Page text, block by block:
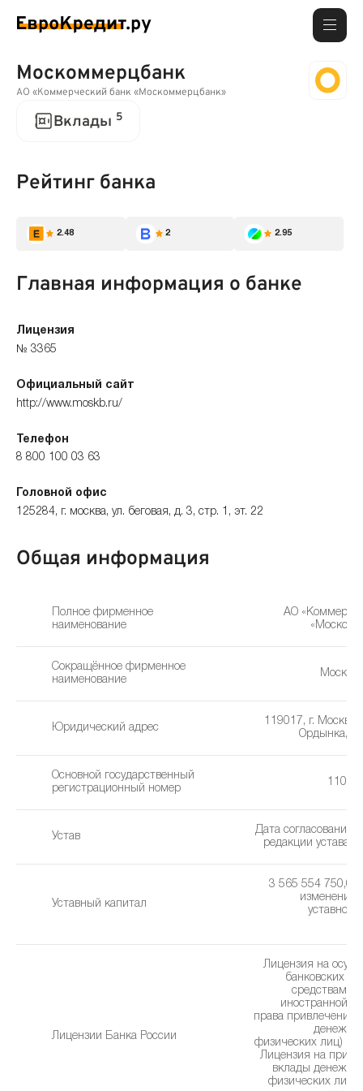
Москоммерцбанк
АО «Коммерческий банк «Москоммерцбанк»
Вклады 5
Рейтинг банка
2.48 2 2.95
Главная информация о банке
Лицензия
№ 3365
Официальный сайт
http://www.moskb.ru/
Телефон
8 800 100 03 63
Головной офис
125284, г. москва, ул. беговая, д. 3, стр. 1, эт. 22
Общая информация
Полное фирменное
наименование
АО
Сокращённое фирменное
наименование
Юридический адрес
119017, г.
Ордынка, д.
Основной государственный
регистрационный номер
Устав
Дата согласования
редакции устава:
Уставный капитал
3 565 554 750,00
изменения
уставного
Лицензии Банка России
Лицензия на
банковских
средствами
иностранной
права привлечения
физических лиц)
Лицензия на
вклады
физических лиц